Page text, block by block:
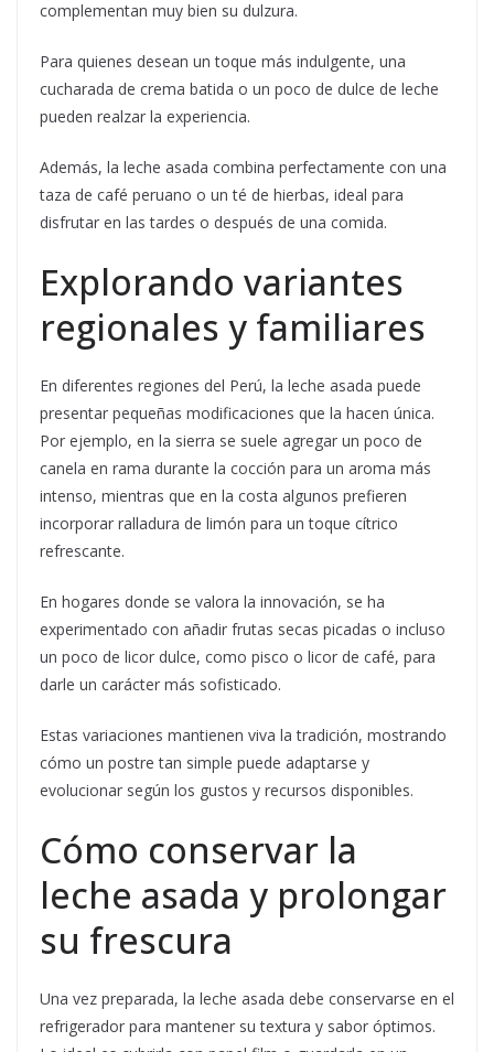
complementan muy bien su dulzura.
Para quienes desean un toque más indulgente, una
cucharada de crema batida o un poco de dulce de leche
pueden realzar la experiencia.
Además, la leche asada combina perfectamente con una
taza de café peruano o un té de hierbas, ideal para
disfrutar en las tardes o después de una comida.
Explorando variantes
regionales y familiares
En diferentes regiones del Perú, la leche asada puede
presentar pequeñas modificaciones que la hacen única.
Por ejemplo, en la sierra se suele agregar un poco de
canela en rama durante la cocción para un aroma más
intenso, mientras que en la costa algunos prefieren
incorporar ralladura de limón para un toque cítrico
refrescante.
En hogares donde se valora la innovación, se ha
experimentado con añadir frutas secas picadas o incluso
un poco de licor dulce, como pisco o licor de café, para
darle un carácter más sofisticado.
Estas variaciones mantienen viva la tradición, mostrando
cómo un postre tan simple puede adaptarse y
evolucionar según los gustos y recursos disponibles.
Cómo conservar la
leche asada y prolongar
su frescura
Una vez preparada, la leche asada debe conservarse en el
refrigerador para mantener su textura y sabor óptimos.